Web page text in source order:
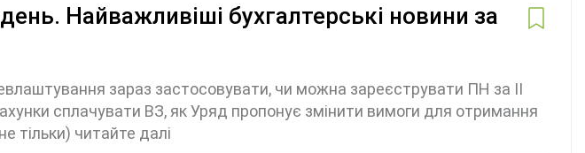
Найважливіші бухгалтерські новини за
зараз застосовувати, чи можна зареєструвати ПН за ІІ
сплачувати ВЗ, як Уряд пропонує змінити вимоги для отримання
тільки) читайте далі